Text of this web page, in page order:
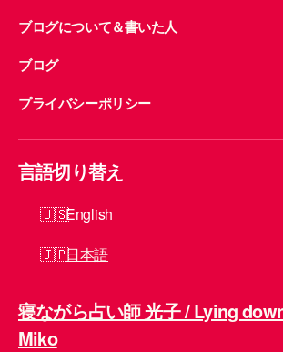
ブログについて＆書いた人
ブログ
プライバシーポリシー
言語切り替え
English
日本語
寝ながら占い師 光子 / Lying
Miko